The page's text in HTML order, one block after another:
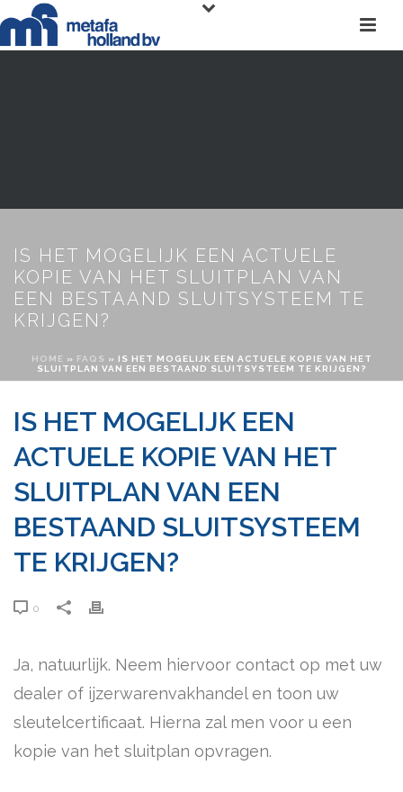
IS HET MOGELIJK EEN ACTUELE
KOPIE VAN HET SLUITPLAN VAN
EEN BESTAAND SLUITSYSTEEM TE
KRIJGEN?
HOME » FAQS » IS HET MOGELIJK EEN ACTUELE KOPIE VAN HET
SLUITPLAN VAN EEN BESTAAND SLUITSYSTEEM TE KRIJGEN?
IS HET MOGELIJK EEN
ACTUELE KOPIE VAN HET
SLUITPLAN VAN EEN
BESTAAND SLUITSYSTEEM
TE KRIJGEN?
0
Ja, natuurlijk. Neem hiervoor contact op met uw
dealer of ijzerwarenvakhandel en toon uw
sleutelcertificaat. Hierna zal men voor u een
kopie van het sluitplan opvragen.